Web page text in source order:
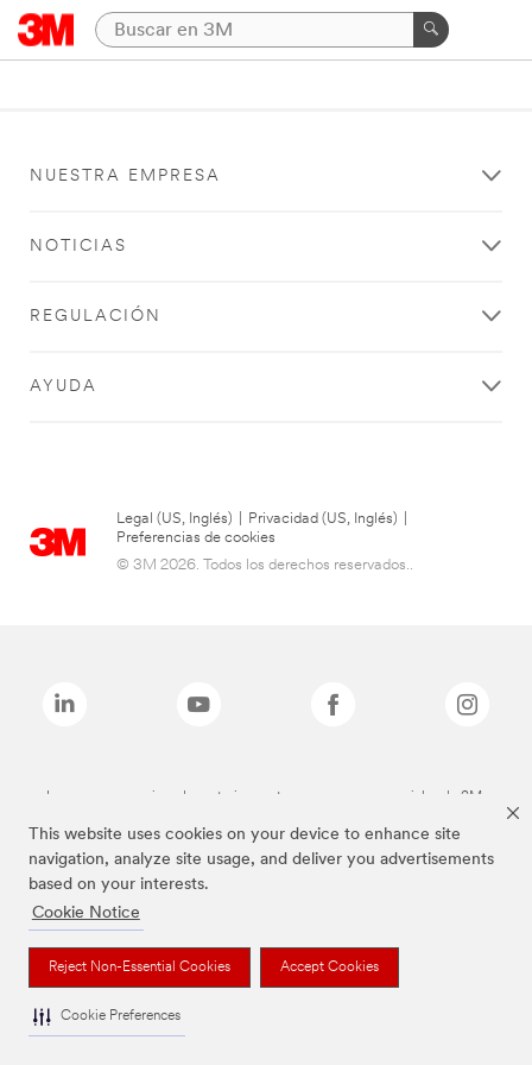
This website uses cookies on your device to enhance site
navigation, analyze site usage, and deliver you advertisements
based on your interests.
Cookie Notice
Reject Non-Essential Cookies Accept Cookies
Cookie Preferences
NUESTRA EMPRESA
NOTICIAS
REGULACIÓN
AYUDA
Legal (US, Inglés) Privacidad (US, Inglés)
Preferencias de cookies
© 3M 2026. Todos los derechos reservados..
Las marcas mencionadas anteriormente son marcas comerciales de 3M.